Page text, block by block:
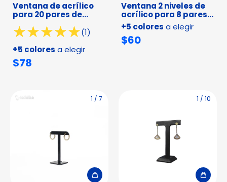
Ventana de acrílico
para 20 pares de
(1)
+5 colores a elegir
$78
Ventana 2 niveles de
acrílico para 8 pares
de arracada
+5 colores a elegir
$60
1 / 7 1 / 10